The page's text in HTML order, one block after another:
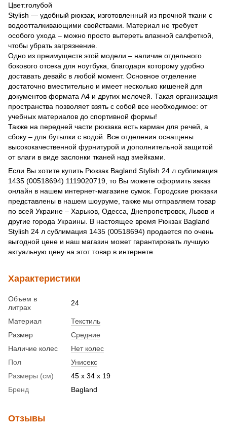
Цвет:голубой
Stylish — удобный рюкзак, изготовленный из прочной ткани с
водоотталкивающими свойствами. Материал не требует
особого ухода – можно просто вытереть влажной салфеткой,
чтобы убрать загрязнение.
Одно из преимуществ этой модели – наличие отдельного
бокового отсека для ноутбука, благодаря которому удобно
доставать девайс в любой момент. Основное отделение
достаточно вместительно и имеет несколько кишеней для
документов формата А4 и других мелочей. Такая организация
пространства позволяет взять с собой все необходимое: от
учебных материалов до спортивной формы!
Также на передней части рюкзака есть карман для речей, а
сбоку – для бутылки с водой. Все отделения оснащены
высококачественной фурнитурой и дополнительной защитой
от влаги в виде заслонки тканей над змейками.
Если Вы хотите купить Рюкзак Bagland Stylish 24 л сублимация
1435 (00518694) 1119020719, то Вы можете оформить заказ
онлайн в нашем интернет-магазине сумок. Городские рюкзаки
представлены в нашем шоуруме, также мы отправляем товар
по всей Украине – Харьков, Одесса, Днепропетровск, Львов и
другие города Украины. В настоящее время Рюкзак Bagland
Stylish 24 л сублимация 1435 (00518694) продается по очень
выгодной цене и наш магазин может гарантировать лучшую
актуальную цену на этот товар в интернете.
Характеристики
Объем в
литрах
24
Материал
Текстиль
Размер
Средние
Наличие колес
Нет колес
Пол
Унисекс
Размеры (см)
45 x 34 x 19
Бренд
Bagland
Отзывы